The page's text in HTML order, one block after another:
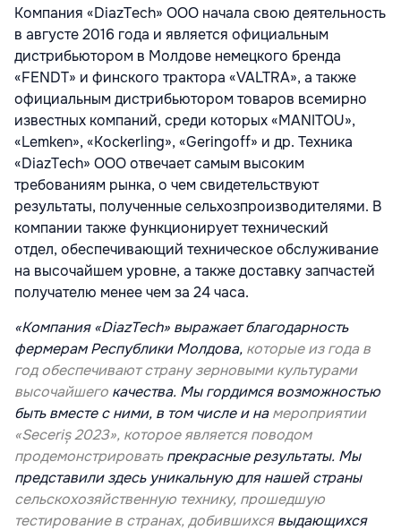
Компания «DiazTech» ООО начала свою деятельность
в августе 2016 года и является официальным
дистрибьютором в Молдове немецкого бренда
«FENDT» и финского трактора «VALTRA», а также
официальным дистрибьютором товаров всемирно
известных компаний, среди которых «MANITOU»,
«Lemken», «Kockerling», «Geringoff» и др. Техника
«DiazTech» ООО отвечает самым высоким
требованиям рынка, о чем свидетельствуют
результаты, полученныесельхозпроизводителями. В
компании также функционирует технический
отдел, обеспечивающий техническое обслуживание
на высочайшем уровне, а такжедоставку запчастей
получателю менее чем за 24 часа.
«Компания «DiazTech» выражает благодарность
фермерам Республики Молдова, которые из года в
год обеспечивают страну зерновыми культурами
высочайшего качества. Мы гордимся возможностью
быть вместе с ними, в том числе и намероприятии
«Seceriș 2023», которое является поводом
продемонстрироватьпрекрасные результаты. Мы
представили здесь уникальную для нашей страны
сельскохозяйственную технику, прошедшую
тестирование в странах, добившихсявыдающихся